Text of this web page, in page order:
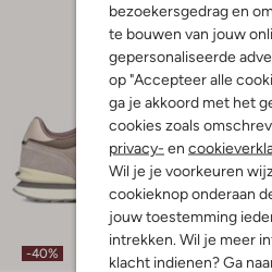
bezoekersgedrag en
te bouwen van jouw
gepersonaliseerde
op "Accepteer alle
ga je akkoord met het
cookies zoals
privacy- en
Wil je je voorkeuren
cookieknop onderaan
jouw toestemming
intrekken. Wil je meer
klacht indienen? Ga
-40%